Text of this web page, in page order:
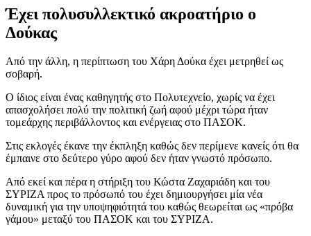
Έχει πολυσυλλεκτικό ακροατήριο ο
Δούκας
Από την άλλη, η περίπτωση του Χάρη Δούκα έχει μετρηθεί ως
σοβαρή.
Ο ίδιος είναι ένας καθηγητής στο Πολυτεχνείο, χωρίς να έχει
απασχολήσει πολύ την πολιτική ζωή αφού μέχρι τώρα ήταν
τομεάρχης περιβάλλοντος και ενέργειας στο ΠΑΣΟΚ.
Στις εκλογές έκανε την έκπληξη καθώς δεν περίμενε κανείς ότι θα
έμπαινε στο δεύτερο γύρο αφού δεν ήταν γνωστό πρόσωπο.
Από εκεί και πέρα η στήριξη του Κώστα Ζαχαριάδη και του
ΣΥΡΙΖΑ προς το πρόσωπό του έχει δημιουργήσει μία νέα
δυναμική για την υποψηφιότητά του καθώς θεωρείται ως «πρόβα
γάμου» μεταξύ του ΠΑΣΟΚ και του ΣΥΡΙΖΑ.